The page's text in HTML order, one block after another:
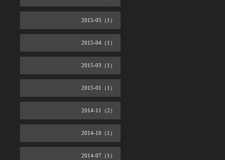
2015-05（1）
2015-04（1）
2015-03（1）
2015-01（1）
2014-11（2）
2014-10（1）
2014-07（1）